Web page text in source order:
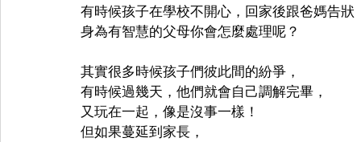
心文藝競賽 國際教育 Star of the Week 教師增能
有時候孩子在學校不開心，回家後跟爸媽告狀
身為有智慧的父母你會怎麼處理呢？
其實很多時候孩子們彼此間的紛爭，
有時候過幾天，他們就會自己調解完畢，
又玩在一起，像是沒事一樣！
但如果蔓延到家長，